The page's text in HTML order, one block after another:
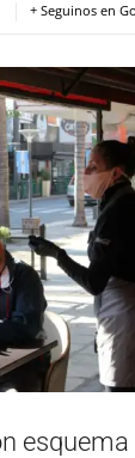
+ Seguinos en